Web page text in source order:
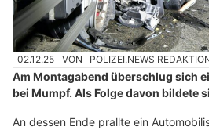
02.12.25 VON POLIZEI.NEWS
Am Montagabend überschlug sich
bei Mumpf. Als Folge davon bildete
An dessen Ende prallte ein